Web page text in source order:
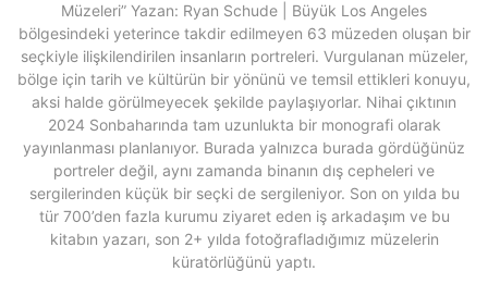
Müzeleri” Yazan: Ryan Schude | Büyük Los Angeles
bölgesindeki yeterince takdir edilmeyen 63 müzeden oluşan bir
seçkiyle ilişkilendirilen insanların portreleri. Vurgulanan müzeler,
bölge için tarih ve kültürün bir yönünü ve temsil ettikleri konuyu,
aksi halde görülmeyecek şekilde paylaşıyorlar. Nihai çıktının
2024 Sonbaharında tam uzunlukta bir monografi olarak
yayınlanması planlanıyor. Burada yalnızca burada gördüğünüz
portreler değil, aynı zamanda binanın dış cepheleri ve
sergilerinden küçük bir seçki de sergileniyor. Son on yılda bu
tür 700’den fazla kurumu ziyaret eden iş arkadaşım ve bu
kitabın yazarı, son 2+ yılda fotoğrafladığımız müzelerin
küratörlüğünü yaptı.